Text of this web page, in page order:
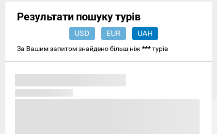
Результати пошуку турів
USD EUR UAH
За Вашим запитом знайдено більш ніж ***турів